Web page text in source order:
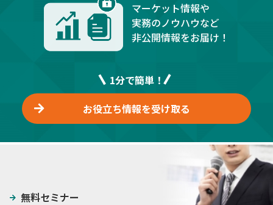
マーケット情報や
実務のノウハウなど
非公開情報をお届け！
1分で簡単！
お役立ち情報を受け取る
無料セミナー